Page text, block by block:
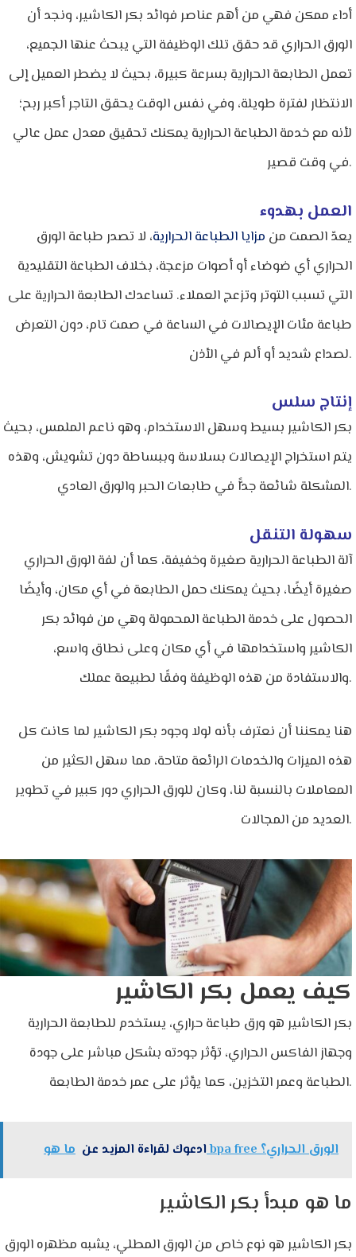
أداء ممكن فهي من أهم عناصر فوائد بكر الكاشير، ونجد أن
الورق الحراري قد حقق تلك الوظيفة التي يبحث عنها الجميع،
تعمل الطابعة الحرارية بسرعة كبيرة، بحيث لا يضطر العميل إلى
الانتظار لفترة طويلة، وفي نفس الوقت يحقق التاجر أكبر ربح؛
لأنه مع خدمة الطباعة الحرارية يمكنك تحقيق معدل عمل عالي
في وقت قصير.
العمل بهدوء
يعدّ الصمت من مزايا الطباعة الحرارية، لا تصدر طباعة الورق
الحراري أي ضوضاء أو أصوات مزعجة، بخلاف الطباعة التقليدية
التي تسبب التوتر وتزعج العملاء. تساعدك الطابعة الحرارية على
طباعة مئات الإيصالات في الساعة في صمت تام، دون التعرض
لصداع شديد أو ألم في الأذن.
إنتاج سلس
بكر الكاشير بسيط وسهل الاستخدام، وهو ناعم الملمس، بحيث
يتم استخراج الإيصالات بسلاسة وببساطة دون تشويش، وهذه
المشكلة شائعة جدًّا في طابعات الحبر والورق العادي.
سهولة التنقل
آلة الطباعة الحرارية صغيرة وخفيفة، كما أن لفة الورق الحراري
صغيرة أيضًا، بحيث يمكنك حمل الطابعة في أي مكان، وأيضًا
الحصول على خدمة الطباعة المحمولة وهي من فوائد بكر
الكاشير واستخدامها في أي مكان وعلى نطاق واسع،
والاستفادة من هذه الوظيفة وفقًا لطبيعة عملك.
هنا يمكننا أن نعترف بأنه لولا وجود بكر الكاشير لما كانت كل
هذه الميزات والخدمات الرائعة متاحة، مما سهل الكثير من
المعاملات بالنسبة لنا، وكان للورق الحراري دور كبير في تطوير
العديد من المجالات.
كيف يعمل بكر الكاشير
بكر الكاشير هو ورق طباعة حراري، يستخدم للطابعة الحرارية
وجهاز الفاكس الحراري، تؤثر جودته بشكل مباشر على جودة
الطباعة وعمر التخزين، كما يؤثر على عمر خدمة الطابعة.
ادعوك لقراءة المزيد عن ما هو bpa free الورق الحراري؟
ما هو مبدأ بكر الكاشير
بكر الكاشير هو نوع خاص من الورق المطلي، يشبه مظهره الورق